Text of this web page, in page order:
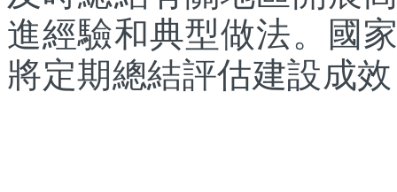
進經驗和典型做法。國
將定期總結評估建設成